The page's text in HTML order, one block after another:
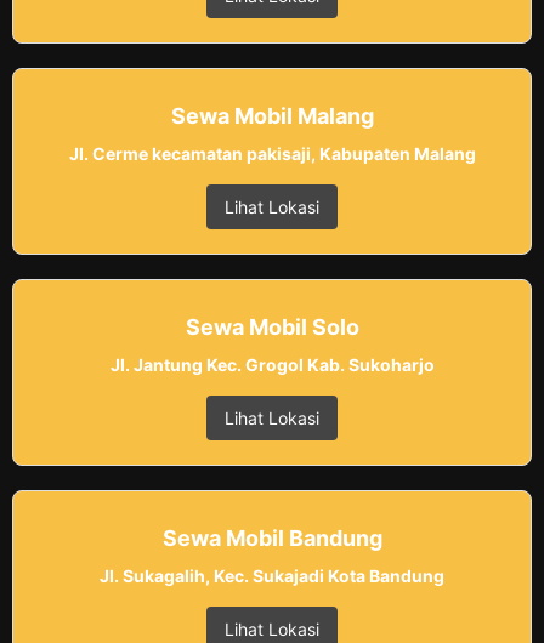
Sewa Mobil Malang
Jl. Cerme kecamatan pakisaji, Kabupaten Malang
Lihat Lokasi
Sewa Mobil Solo
Jl. Jantung Kec. Grogol Kab. Sukoharjo
Lihat Lokasi
Sewa Mobil Bandung
Jl. Sukagalih, Kec. Sukajadi Kota Bandung
Lihat Lokasi